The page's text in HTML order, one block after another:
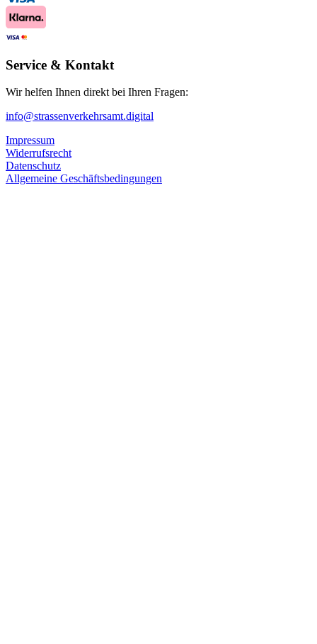
Service & Kontakt
Wir helfen Ihnen direkt bei Ihren Fragen:
info@strassenverkehrsamt.digital
Impressum
Widerrufsrecht
Datenschutz
Allgemeine Geschäftsbedingungen